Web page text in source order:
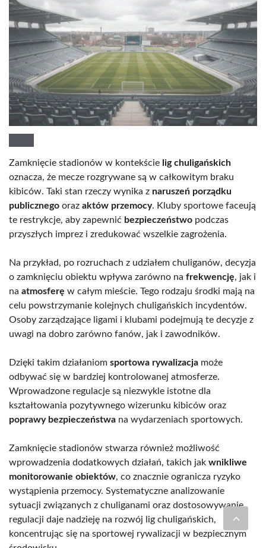
Zamknięcie stadionów w kontekście lig chuligańskich
oznacza, że mecze rozgrywane są w całkowitym braku
kibiców. Taki stan rzeczy wynika z naruszeń porządku
publicznego oraz aktów przemocy. Kluby sportowe faceują
te restrykcje, aby zapewnić bezpieczeństwo podczas
przyszłych imprez i zredukować wszelkie zagrożenia.
Na przykład, po rozruchach z udziałem chuliganów, decyzja
o zamknięciu obiektu wpływa zarówno na frekwencję, jak i
na atmosferę w całym mieście. Tego rodzaju środki mają na
celu powstrzymanie kolejnych chuligańskich incydentów.
Osoby zarządzające ligami i klubami podejmują te decyzje z
uwagi na dobro zarówno fanów, jak i zawodników.
Dzięki takim działaniom sportowa rywalizacja może
odbywać się w bardziej kontrolowanej atmosferze.
Wprowadzone regulacje są niezwykle istotne dla
kształtowania pozytywnego wizerunku kibiców oraz
poprawy bezpieczeństwa na wydarzeniach sportowych.
Zamknięcie stadionów stwarza również możliwość
wprowadzenia dodatkowych działań, takich jak wnikliwe
monitorowanie obiektów, co znacznie ogranicza ryzyko
wystąpienia przemocy. Systematyczne analizowanie
sytuacji związanych z chuliganami oraz dostosowywanie
regulacji daje nadzieję na rozwój lig chuligańskich,
koncentrując się na sportowej rywalizacji w bezpiecznym